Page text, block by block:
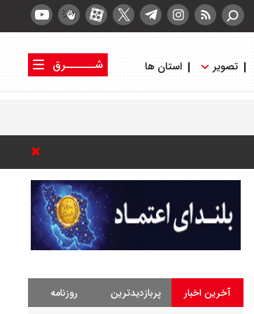
تصویر استان ها
شــــــرق
آخرین اخبار پربازدیدترین روزنامه